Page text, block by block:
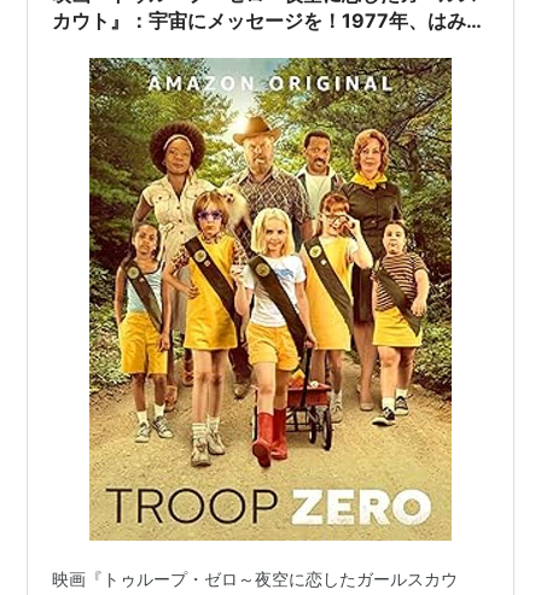
カウト』：宇宙にメッセージを！1977年、はみだ
映画『トゥループ・ゼロ～夜空に恋したガールスカウ